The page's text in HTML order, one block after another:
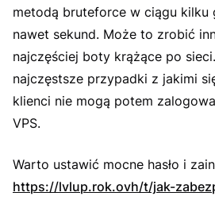
metodą bruteforce w ciągu kilku
nawet sekund. Może to zrobić
najczęściej boty krążące po
najczęstsze przypadki z jakimi
klienci nie mogą potem
VPS.
Warto ustawić mocne hasło i
https://lvlup.rok.ovh/t/jak-